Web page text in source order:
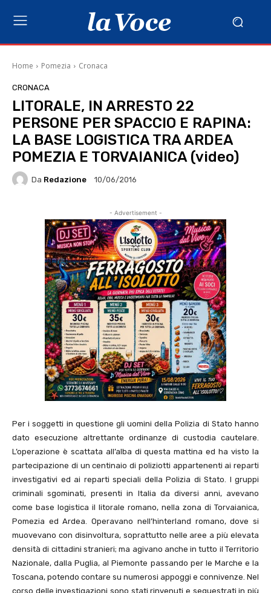
Home Pomezia Cronaca
CRONACA
LITORALE, IN ARRESTO 22
PERSONE PER SPACCIO E RAPINA:
LA BASE LOGISTICA TRA ARDEA
POMEZIA E TORVAIANICA (video)
Da Redazione 10/06/2016
- Advertisement -
Per i soggetti in questione gli uomini della Polizia di Stato hanno
dato esecuzione altrettante ordinanze di custodia cautelare.
L’operazione è scattata all’alba di questa mattina ed ha visto la
partecipazione di un centinaio di poliziotti appartenenti ai reparti
investigativi ed ai reparti speciali della Polizia di Stato. I gruppi
criminali sgominati, presenti in Italia da diversi anni, avevano
come base logistica il litorale romano, nella zona di Torvaianica,
Pomezia ed Ardea. Operavano nell’hinterland romano, dove si
muovevano con disinvoltura, soprattutto nelle aree a più elevata
densità di cittadini stranieri; ma agivano anche in tutto il Territorio
Nazionale, dalla Puglia, al Piemonte passando per le Marche e la
Toscana, potendo contare su numerosi appoggi e connivenze. Nel
corso delle investigazioni sono stati rinvenuti e sequestrati in più